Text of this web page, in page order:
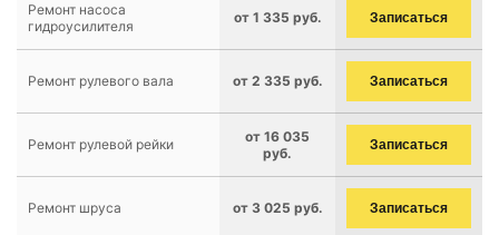
Ремонт насоса
гидроусилителя
от 1 335 руб. Записаться
Ремонт рулевого вала от 2 335 руб. Записаться
Ремонт рулевой рейки
от 16 035
руб.
Записаться
Ремонт шруса от 3 025 руб. Записаться